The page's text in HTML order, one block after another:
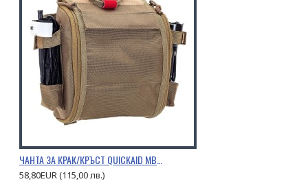
ЧАНТА ЗА КРАК/КРЪСТ QUICKAID MB10.131 КАФЯВА
58,80EUR (115,00 лв.)